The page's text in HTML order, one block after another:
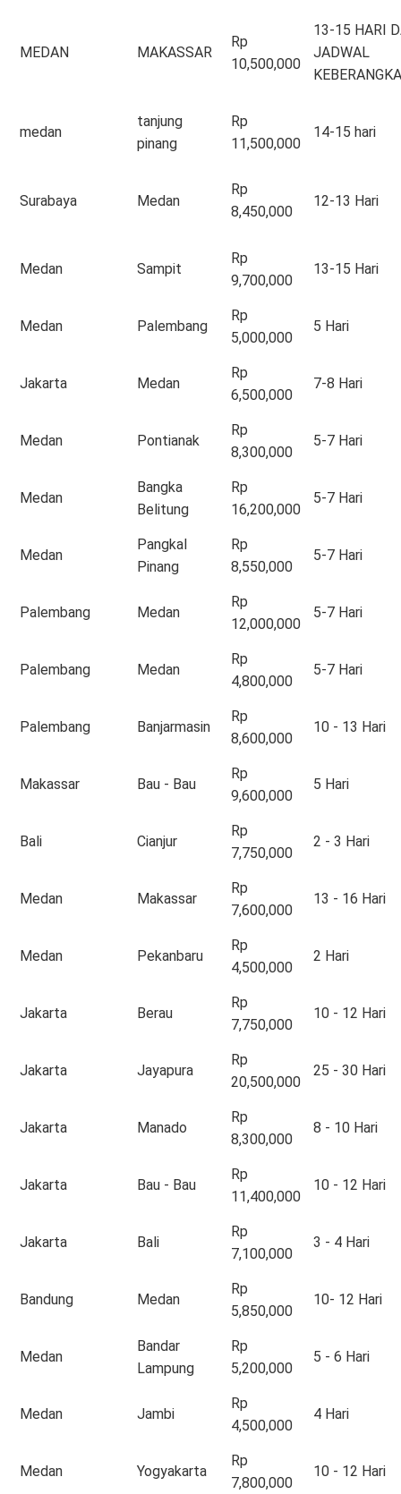
MEDAN MAKASSAR
Rp
10,500,000
13-15 HARI
JADWAL
medan
tanjung
pinang
Rp
11,500,000
14-15 hari
Surabaya Medan
Rp
8,450,000
12-13 Hari
Medan Sampit
Rp
9,700,000
13-15 Hari
Medan Palembang
Rp
5,000,000
5 Hari
Jakarta Medan
Rp
6,500,000
7-8 Hari
Medan Pontianak
Rp
8,300,000
5-7 Hari
Medan
Bangka
Belitung
Rp
16,200,000
5-7 Hari
Medan
Pangkal
Pinang
Rp
8,550,000
5-7 Hari
Palembang Medan
Rp
12,000,000
5-7 Hari
Palembang Medan
Rp
4,800,000
5-7 Hari
Palembang Banjarmasin
Rp
8,600,000
10 - 13 Hari
Makassar Bau - Bau
Rp
9,600,000
5 Hari
Bali Cianjur
Rp
7,750,000
2 - 3 Hari
Medan Makassar
Rp
7,600,000
13 - 16 Hari
Medan Pekanbaru
Rp
4,500,000
2 Hari
Jakarta Berau
Rp
7,750,000
10 - 12 Hari
Jakarta Jayapura
Rp
20,500,000
25 - 30 Hari
Jakarta Manado
Rp
8,300,000
8 - 10 Hari
Jakarta Bau - Bau
Rp
11,400,000
10 - 12 Hari
Jakarta Bali
Rp
7,100,000
3 - 4 Hari
Bandung Medan
Rp
5,850,000
10- 12 Hari
Medan
Bandar
Lampung
Rp
5,200,000
5 - 6 Hari
Medan Jambi
Rp
4,500,000
4 Hari
Medan Yogyakarta
Rp
7,800,000
10 - 12 Hari